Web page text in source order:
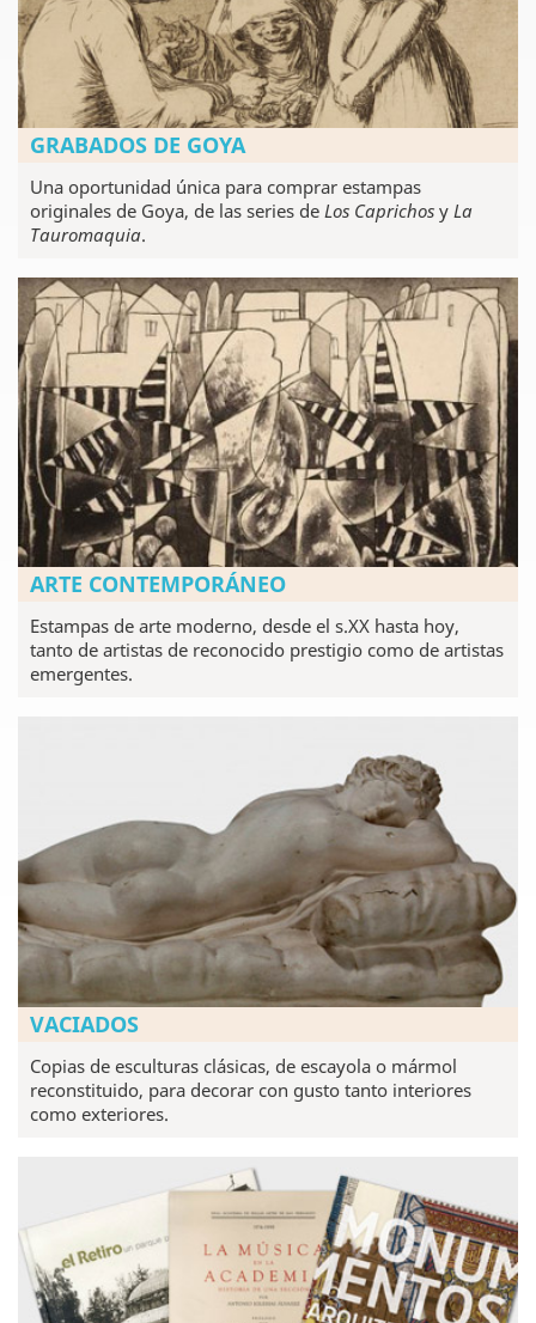
GRABADOS DE GOYA
Una oportunidad única para comprar estampas
originales de Goya, de las series de Los Caprichos y La
Tauromaquia.
ARTE CONTEMPORÁNEO
Estampas de arte moderno, desde el s.XX hasta hoy,
tanto de artistas de reconocido prestigio como de artistas
emergentes.
VACIADOS
Copias de esculturas clásicas, de escayola o mármol
reconstituido, para decorar con gusto tanto interiores
como exteriores.